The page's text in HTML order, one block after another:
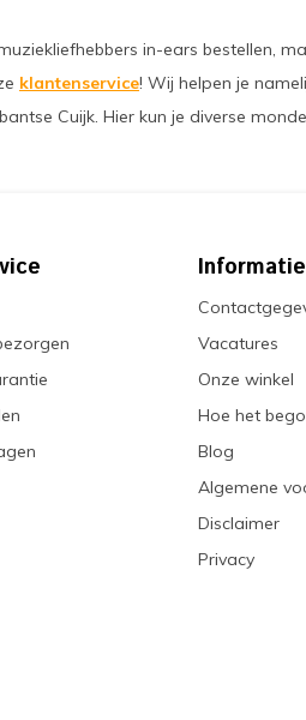
in-ears bestellen,
klantenservice! Wij helpen je
Cuijk. Hier kun je diverse
Informatie
Vacatures
Onze winkel
Hoe het
Blog
Algemene
Disclaimer
Privacy